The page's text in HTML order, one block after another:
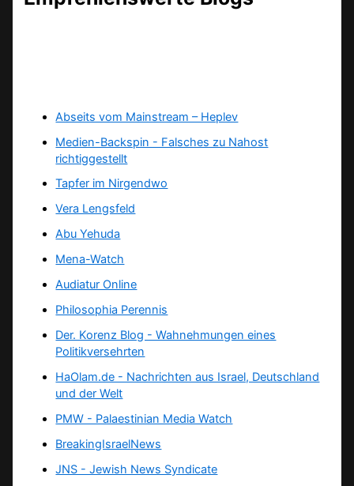
Abseits vom Mainstream – Heplev
Medien-Backspin - Falsches zu Nahost
richtiggestellt
Tapfer im Nirgendwo
Vera Lengsfeld
Abu Yehuda
Mena-Watch
Audiatur Online
Philosophia Perennis
Der. Korenz Blog - Wahnehmungen eines
Politikversehrten
HaOlam.de - Nachrichten aus Israel, Deutschland
und der Welt
PMW - Palaestinian Media Watch
BreakingIsraelNews
JNS - Jewish News Syndicate